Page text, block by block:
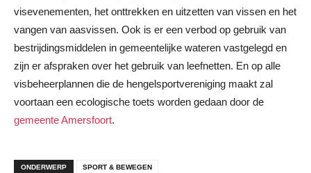
visevenementen, het onttrekken en uitzetten van vissen en het
vangen van aasvissen. Ook is er een verbod op gebruik van
bestrijdingsmiddelen in gemeentelijke wateren vastgelegd en
zijn er afspraken over het gebruik van leefnetten. En op alle
visbeheerplannen die de hengelsportvereniging maakt zal
voortaan een ecologische toets worden gedaan door de
gemeente Amersfoort.
ONDERWERP SPORT & BEWEGEN